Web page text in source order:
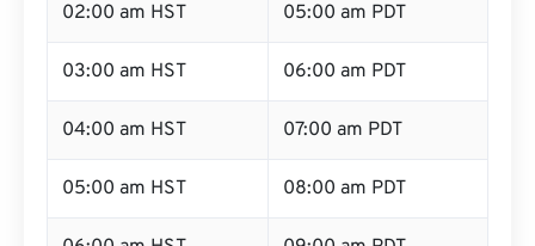
02:00 am HST 05:00 am PDT
03:00 am HST 06:00 am PDT
04:00 am HST 07:00 am PDT
05:00 am HST 08:00 am PDT